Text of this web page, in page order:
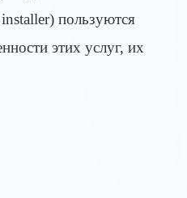
пользуются
этих услуг, их